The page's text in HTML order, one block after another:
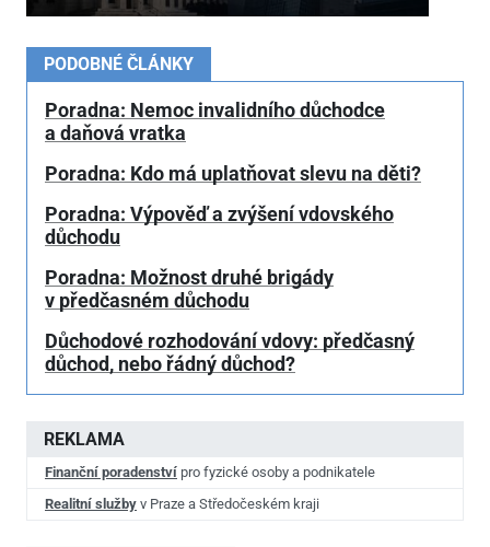
REKLAMA
Finanční poradenství pro fyzické osoby a podnikatele
Realitní služby v Praze a Středočeském kraji
PODOBNÉ ČLÁNKY
Poradna: Nemoc invalidního důchodce
a daňová vratka
Poradna: Kdo má uplatňovat slevu na děti?
Poradna: Výpověď a zvýšení vdovského
důchodu
Poradna: Možnost druhé brigády
v předčasném důchodu
Důchodové rozhodování vdovy: předčasný
důchod, nebo řádný důchod?